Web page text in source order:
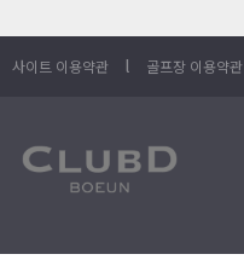
사이트 이용약관 l 골프장 이용약관